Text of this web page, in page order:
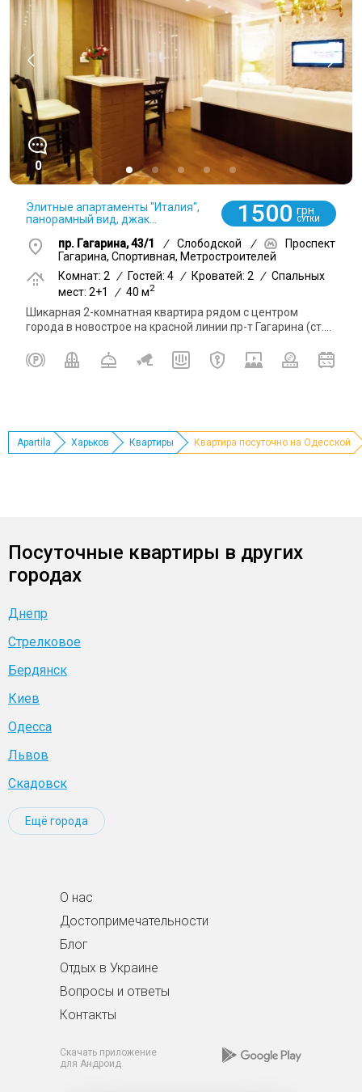
0
Элитные апартаменты "Италия",
панорамный вид, джак...
1500 грн
СУТКИ
пр. Гагарина, 43/1 / Слободской /
Проспект
Гагарина, Спортивная, Метростроителей
Комнат: 2
/ Гостей: 4 / Кроватей: 2 / Спальных
мест: 2+1
/ 40 м2
Шикарная 2-комнатная квартира рядом с центром
города в новострое на красной линии пр-т Гагарина (ст....
Apartila Харьков Квартиры Квартира посуточно на Одесской
Посуточные квартиры в других
городах
Днепр
Стрелковое
Бердянск
Киев
Одесса
Львов
Скадовск
Ещё города
О нас
Достопримечательности
Блог
Отдых в Украине
Вопросы и ответы
Контакты
Скачать приложение
для Андроид